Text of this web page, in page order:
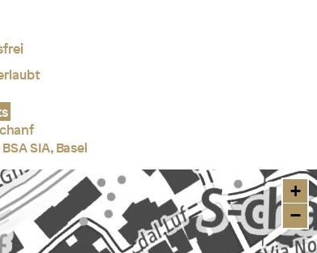
SIA, Basel
+
−